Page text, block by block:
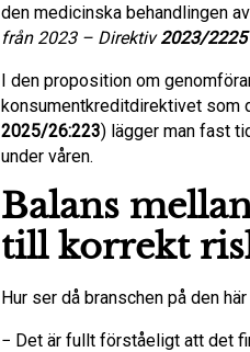
den medicinska behandlingen
från 2023 – Direktiv2023/
I den proposition om
konsumentkreditdirektivet som
2025/26:223) lägger man fast
under våren.
Balans
till korrekt
Hur ser då branschen på den
− Det är fullt förståeligt att det